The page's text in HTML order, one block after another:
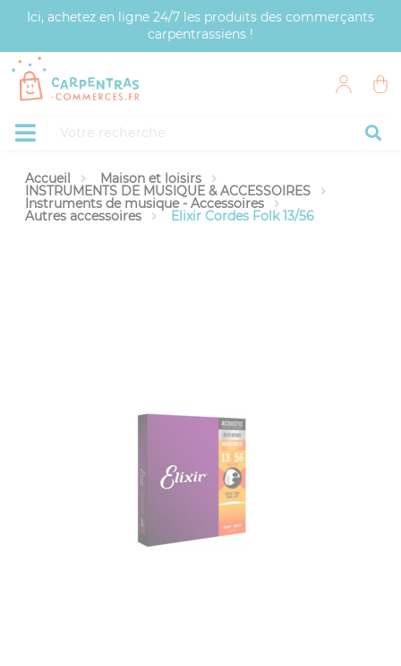
Ici, achetez en ligne 24/7 les produits des commerçants
carpentrassiens !
Accueil Maison et loisirs
INSTRUMENTS DE MUSIQUE & ACCESSOIRES
Instruments de musique - Accessoires
Autres accessoires Elixir Cordes Folk 13/56
Panneau de gestion des cookies